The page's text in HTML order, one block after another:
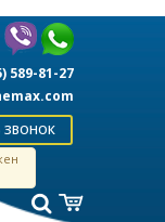
589-81-27
ЗВОНОК